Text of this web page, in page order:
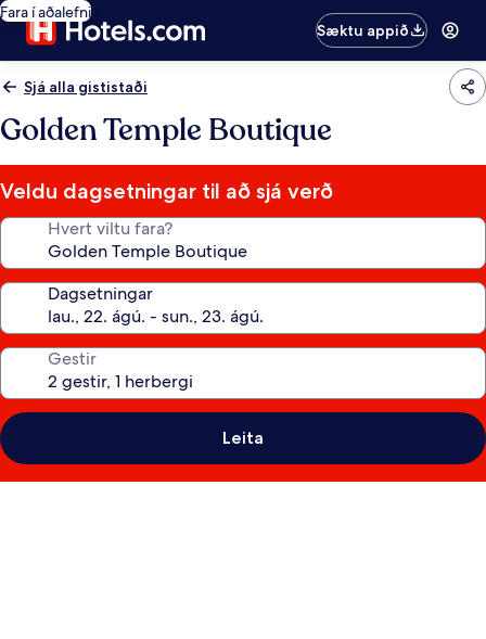
Fara í aðalefni
Sæktu appið
Sjá alla gististaði
Golden Temple Boutique
Veldu dagsetningar til að sjá verð
Hvert viltu fara?
Dagsetningar
Gestir
Leita